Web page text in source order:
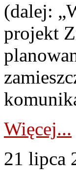
(dalej:
projekt
Więcej...
21 lipca